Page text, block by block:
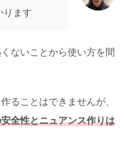
ります
ないことから使い方を間
ることはできませんが、
全性とニュアンス作りは